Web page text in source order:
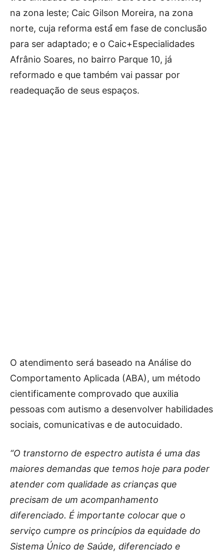
na zona leste; Caic Gilson Moreira, na zona
norte, cuja reforma está́ em fase de conclusão
para ser adaptado; e o Caic+Especialidades
Afrânio Soares, no bairro Parque 10, já
reformado e que também vai passar por
readequação de seus espaços.
O atendimento será baseado na Análise do
Comportamento Aplicada (ABA), um método
cientificamente comprovado que auxilia
pessoas com autismo a desenvolver habilidades
sociais, comunicativas e de autocuidado.
“O transtorno de espectro autista é uma das
maiores demandas que temos hoje para poder
atender com qualidade as crianças que
precisam de um acompanhamento
diferenciado. É importante colocar que o
serviço cumpre os princípios da equidade do
Sistema Único de Saúde, diferenciado e